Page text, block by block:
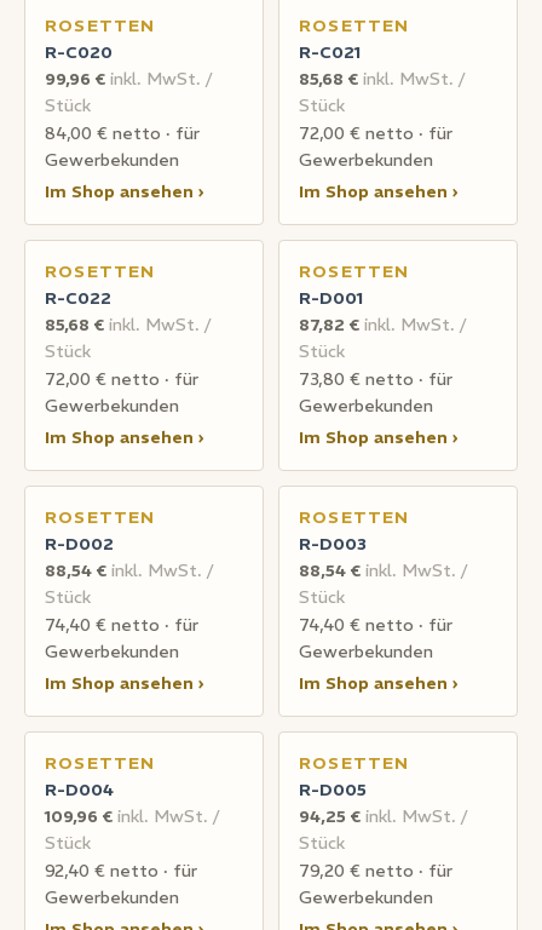
ROSETTEN
R-C020
99,96 € inkl. MwSt. /
Stück
84,00 € netto · für
Gewerbekunden
Im Shop ansehen ›
ROSETTEN
R-C021
85,68 € inkl. MwSt. /
Stück
72,00 € netto · für
Gewerbekunden
Im Shop ansehen ›
ROSETTEN
R-C022
85,68 € inkl. MwSt. /
Stück
72,00 € netto · für
Gewerbekunden
Im Shop ansehen ›
ROSETTEN
R-D001
87,82 € inkl. MwSt. /
Stück
73,80 € netto · für
Gewerbekunden
Im Shop ansehen ›
ROSETTEN
R-D002
88,54 € inkl. MwSt. /
Stück
74,40 € netto · für
Gewerbekunden
Im Shop ansehen ›
ROSETTEN
R-D003
88,54 € inkl. MwSt. /
Stück
74,40 € netto · für
Gewerbekunden
Im Shop ansehen ›
ROSETTEN
R-D004
109,96 € inkl. MwSt. /
Stück
92,40 € netto · für
Gewerbekunden
ROSETTEN
R-D005
94,25 € inkl. MwSt. /
Stück
79,20 € netto · für
Gewerbekunden